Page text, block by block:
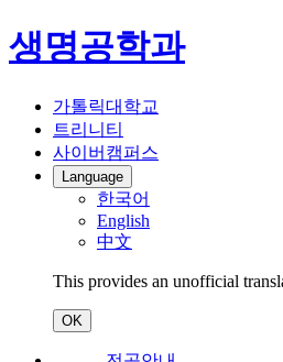
생명공학과
가톨릭대학교
트리니티
사이버캠퍼스
Language
한국어
English
中文
This provides an unofficial
OK